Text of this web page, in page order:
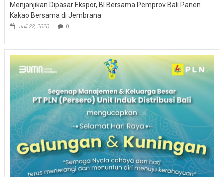
Menjanjikan Dipasar Ekspor, BI Bersama Pemprov Bali Panen
Kakao Bersama di Jembrana
Juli 22, 2020 0